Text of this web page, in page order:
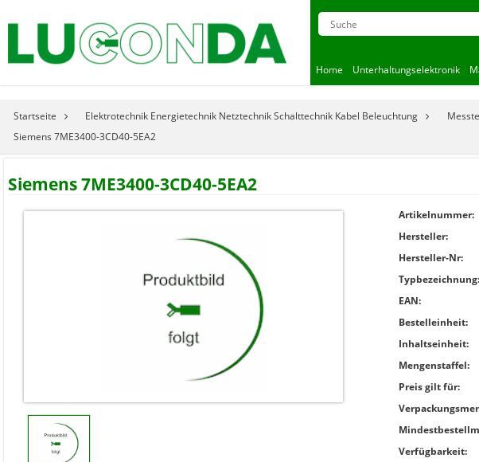
Home Unterhaltungselektronik
Startseite Elektrotechnik Energietechnik Netztechnik Schalttechnik Kabel Beleuchtung
Siemens 7ME3400-3CD40-5EA2
Siemens 7ME3400-3CD40-5EA2
Artikelnummer:
Hersteller:
Hersteller-Nr:
Typbezeichnung:
EAN:
Bestelleinheit:
Inhaltseinheit:
Mengenstaffel:
Preis gilt für:
Verfügbarkeit: